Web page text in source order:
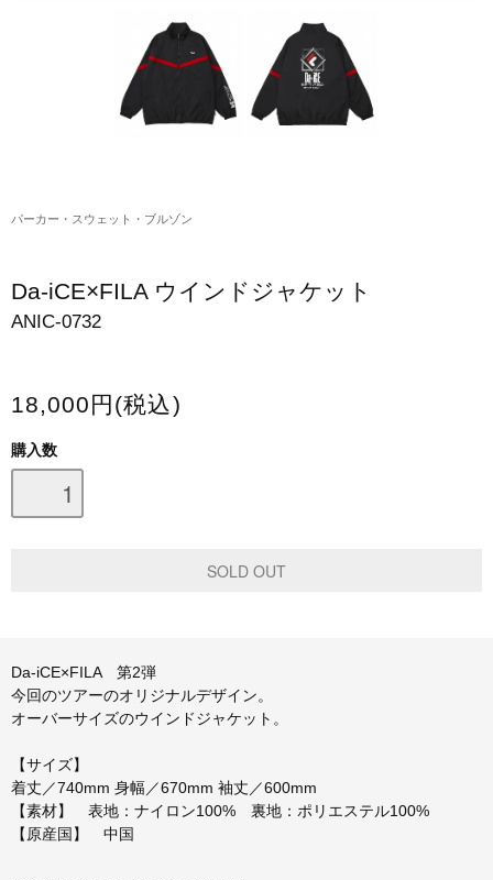
花村想太｜Natural Lag(ナチュラルラグ)グッズ
和田颯｜Wagic Hour Worksグッズ
スマホケース・モバイルバッテリー
会場限定グッズ
パーカー・スウェット・ブルゾン
Da-iCE×FILA ウインドジャケット
ANIC-0732
18,000円(税込)
購入数
Da-iCE×FILA 第2弾
今回のツアーのオリジナルデザイン。
オーバーサイズのウインドジャケット。
【サイズ】
着丈／740mm 身幅／670mm 袖丈／600mm
【素材】 表地：ナイロン100% 裏地：ポリエステル100%
【原産国】 中国